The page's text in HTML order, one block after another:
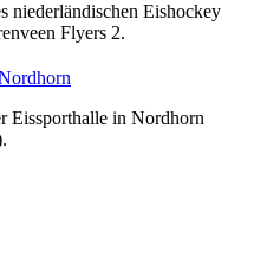
niederländischen Eishockey
Flyers 2.
Eissporthalle in Nordhorn